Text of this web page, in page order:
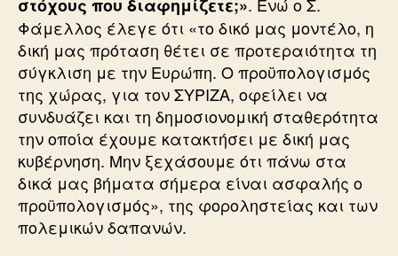
στόχους που διαφημίζετε;»
Φάμελλος έλεγε ότι «το δικό μας μοντέλο, η
δική μας πρόταση θέτει σε προτεραιότητα τη
σύγκλιση με την Ευρώπη. Ο προϋπολογισμός
της χώρας, για τον ΣΥΡΙΖΑ, οφείλει να
συνδυάζει και τη δημοσιονομική σταθερότητα
την οποία έχουμε κατακτήσει με δική μας
κυβέρνηση. Μην ξεχάσουμε ότι πάνω στα
δικά μας βήματα σήμερα είναι ασφαλής ο
προϋπολογισμός», της φοροληστείας και των
πολεμικών δαπανών.